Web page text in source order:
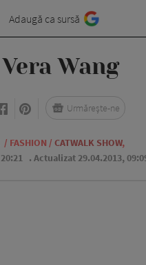
Adaugă ca sursă
Vera Wang
/ FASHION / CATWALK SHOW,
. Actualizat 29.04.2013,
Urmărește-ne